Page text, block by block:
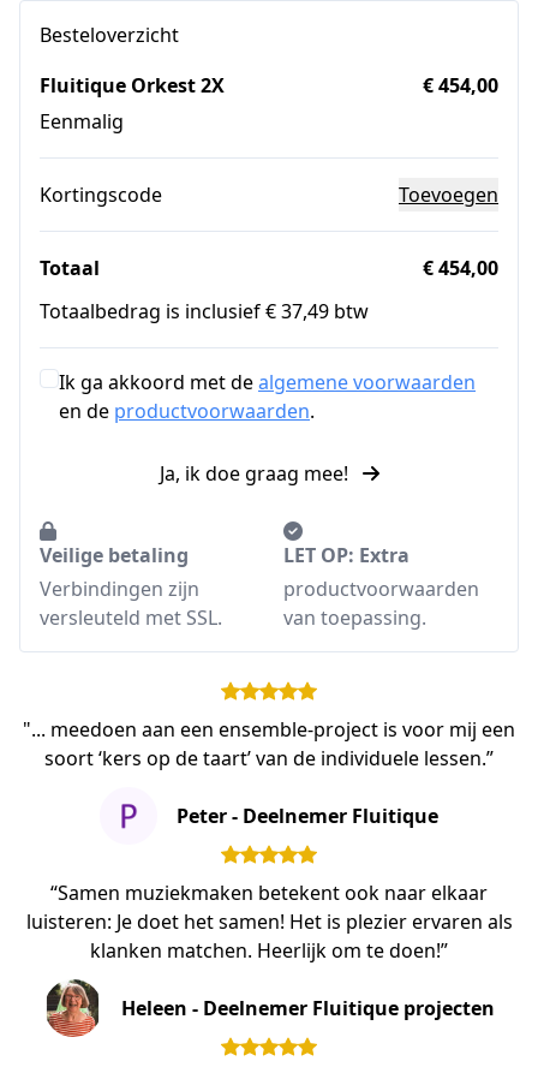
Besteloverzicht
Fluitique Orkest 2X
Eenmalig
€ 454,00
Kortingscode Toevoegen
Totaal
€ 454,00
Totaalbedrag is inclusief € 37,49 btw
Ik ga akkoord met dealgemene voorwaarden
en de productvoorwaarden.
Ja, ik doe graag mee!
Veilige betaling
Verbindingen zijn
versleuteld met SSL.
LET OP: Extra
productvoorwaarden
van toepassing.
"... meedoen aan een ensemble-project is voor mij een
soort ‘kers op de taart’ van de individuele lessen.”
Peter - Deelnemer Fluitique
“Samen muziekmaken betekent ook naar elkaar
luisteren: Je doet het samen! Het is plezier ervaren als
klanken matchen. Heerlijk om te doen!”
Heleen - Deelnemer Fluitique projecten